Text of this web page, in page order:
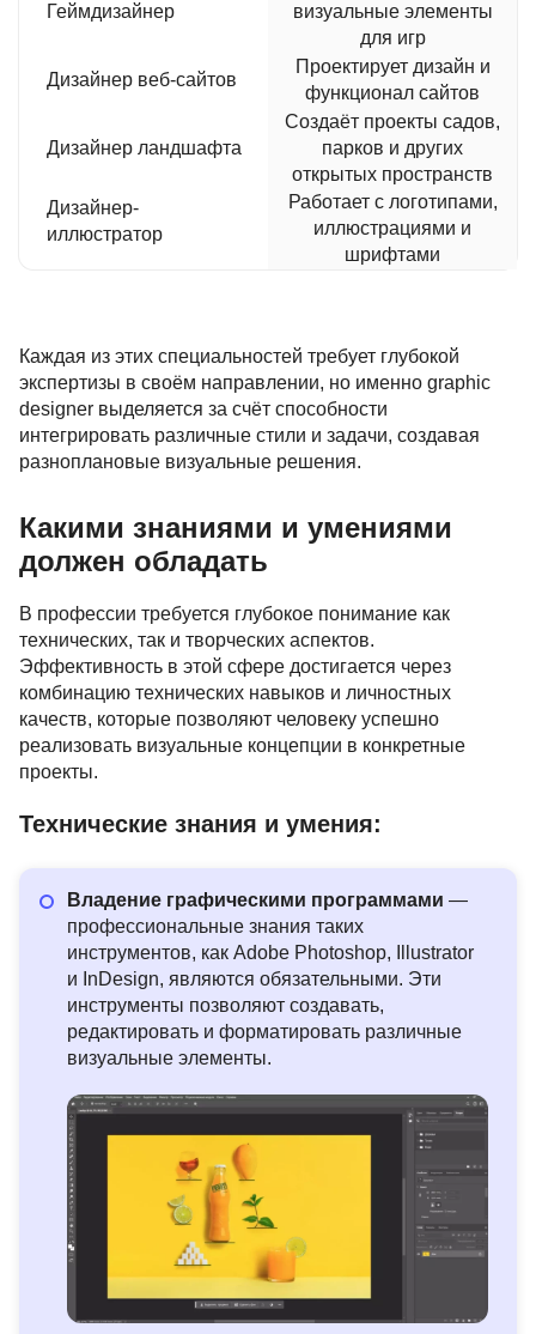
Геймдизайнер
визуальные элементы
для игр
Дизайнер веб-сайтов
Проектирует дизайн и
функционал сайтов
Дизайнер ландшафта
Создаёт проекты садов,
парков и других
открытых пространств
Дизайнер-
иллюстратор
Работает с логотипами,
иллюстрациями и
шрифтами
Каждая из этих специальностей требует глубокой
экспертизы в своём направлении, но именно graphic
designer выделяется за счёт способности
интегрировать различные стили и задачи, создавая
разноплановые визуальные решения.
Какими знаниями и умениями
должен обладать
В профессии требуется глубокое понимание как
технических, так и творческих аспектов.
Эффективность в этой сфере достигается через
комбинацию технических навыков и личностных
качеств, которые позволяют человеку успешно
реализовать визуальные концепции в конкретные
проекты.
Технические знания и умения:
Владение графическими программами —
профессиональные знания таких
инструментов, как Adobe Photoshop, Illustrator
и InDesign, являются обязательными. Эти
инструменты позволяют создавать,
редактировать и форматировать различные
визуальные элементы.